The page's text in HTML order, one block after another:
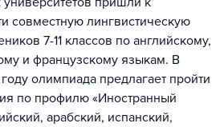
совместную лингвистическую
7-11 классов по английскому,
и французскому языкам. В
олимпиада предлагает пройти
по профилю «Иностранный
арабский, испанский,